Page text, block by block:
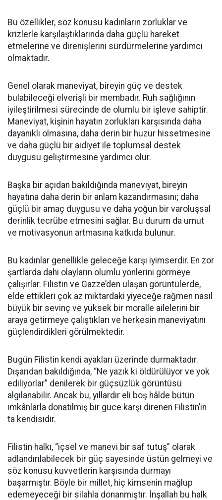
Bu özellikler, söz konusu kadınların zorluklar ve
krizlerle karşılaştıklarında daha güçlü hareket
etmelerine ve direnişlerini sürdürmelerine yardımcı
olmaktadır.
Genel olarak maneviyat, bireyin güç ve destek
bulabileceği elverişli bir membadır. Ruh sağlığının
iyileştirilmesi sürecinde de olumlu bir işleve sahiptir.
Maneviyat, kişinin hayatın zorlukları karşısında daha
dayanıklı olmasına, daha derin bir huzur hissetmesine
ve daha güçlü bir aidiyet ile toplumsal destek
duygusu geliştirmesine yardımcı olur.
Başka bir açıdan bakıldığında maneviyat, bireyin
hayatına daha derin bir anlam kazandırmasını; daha
güçlü bir amaç duygusu ve daha yoğun bir varoluşsal
derinlik tecrübe etmesini sağlar. Bu durum da umut
ve motivasyonun artmasına katkıda bulunur.
Bu kadınlar genellikle geleceğe karşı iyimserdir. En zor
şartlarda dahi olayların olumlu yönlerini görmeye
çalışırlar. Filistin ve Gazze’den ulaşan görüntülerde,
elde ettikleri çok az miktardaki yiyeceğe rağmen nasıl
büyük bir sevinç ve yüksek bir moralle ailelerini bir
araya getirmeye çalıştıkları ve herkesin maneviyatını
güçlendirdikleri görülmektedir.
Bugün Filistin kendi ayakları üzerinde durmaktadır.
Dışarıdan bakıldığında, “Ne yazık ki öldürülüyor ve yok
ediliyorlar” denilerek bir güçsüzlük görüntüsü
algılanabilir. Ancak bu, yıllardır eli boş hâlde bütün
imkânlarla donatılmış bir güce karşı direnen Filistin’in
ta kendisidir.
Filistin halkı, “içsel ve manevi bir saf tutuş” olarak
adlandırılabilecek bir güç sayesinde üstün gelmeyi ve
söz konusu kuvvetlerin karşısında durmayı
başarmıştır. Böyle bir millet, hiç kimsenin mağlup
edemeyeceği bir silahla donanmıştır. İnşallah bu halk